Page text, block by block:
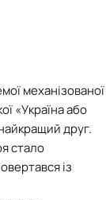
механізованої
«Україна або
друг.
стало
із